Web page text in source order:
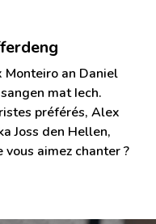
Monteiro an Daniel
mat Iech.
préférés, Alex
Joss den Hellen,
aimez chanter ?